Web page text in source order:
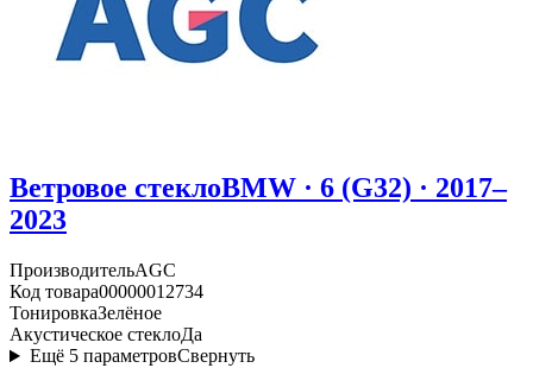
Ветровое стеклоBMW · 6 (G32) · 2017–
2023
ПроизводительAGC
Код товара00000012734
ТонировкаЗелёное
Акустическое стеклоДа
Ещё 5 параметровСвернуть